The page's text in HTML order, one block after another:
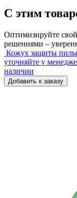
С этим
Оптимизируйте
решениями –
Кожух защиты
уточняйте у
наличии
Добавить к заказу